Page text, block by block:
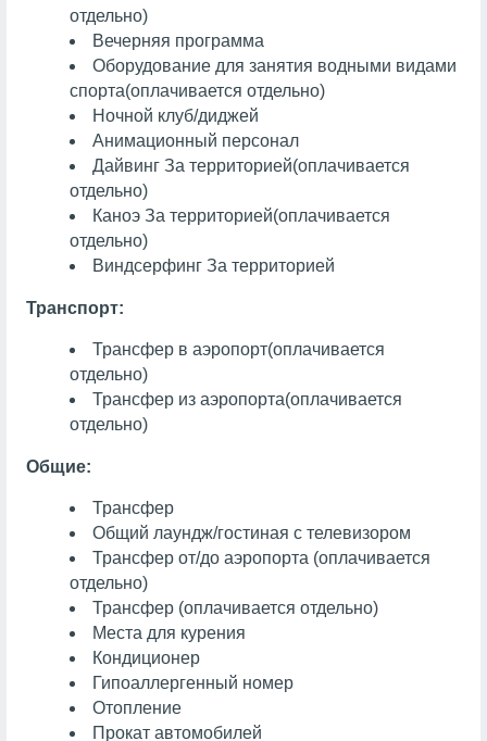
отдельно)
Вечерняя программа
Оборудование для занятия водными видами
спорта(оплачивается отдельно)
Ночной клуб/диджей
Анимационный персонал
ДайвингЗа территорией(оплачивается
отдельно)
КаноэЗа территорией(оплачивается
отдельно)
ВиндсерфингЗа территорией
Транспорт:
Трансфер в аэропорт(оплачивается
отдельно)
Трансфер из аэропорта(оплачивается
отдельно)
Общие:
Трансфер
Общий лаундж/гостиная с телевизором
Трансфер от/до аэропорта (оплачивается
отдельно)
Трансфер (оплачивается отдельно)
Места для курения
Кондиционер
Гипоаллергенный номер
Отопление
Прокат автомобилей